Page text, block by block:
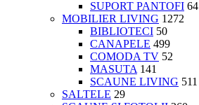
SUPORT PANTOFI 64
MOBILIER LIVING 1272
BIBLIOTECI 50
CANAPELE 499
COMODA TV 52
MASUTA 141
SCAUNE LIVING 511
SALTELE 29